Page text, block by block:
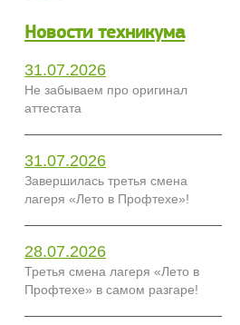
Новости техникума
31.07.2026
Не забываем про оригинал
аттестата
31.07.2026
Завершилась третья смена
лагеря «Лето в Профтехе»!
28.07.2026
Третья смена лагеря «Лето в
Профтехе» в самом разгаре!